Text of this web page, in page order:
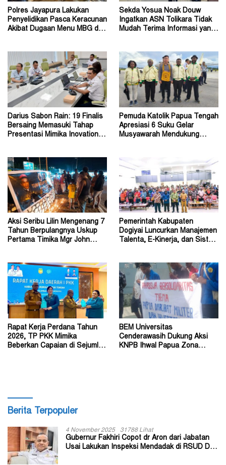
Polres Jayapura Lakukan
Penyelidikan Pasca Keracunan
Akibat Dugaan Menu MBG di
Sekda Yosua Noak Douw
Ingatkan ASN Tolikara Tidak
Mudah Terima Informasi yang
Darius Sabon Rain: 19 Finalis
Bersaing Memasuki Tahap
Presentasi Mimika Inovation
Pemuda Katolik Papua Tengah
Apresiasi 6 Suku Gelar
Musyawarah Mendukung
Aksi Seribu Lilin Mengenang 7
Tahun Berpulangnya Uskup
Pertama Timika Mgr John
Pemerintah Kabupaten
Dogiyai Luncurkan Manajemen
Talenta, E-Kinerja, dan Sistem
Rapat Kerja Perdana Tahun
2026, TP PKK Mimika
Beberkan Capaian di Sejumlah
BEM Universitas
Cenderawasih Dukung Aksi
KNPB Ihwal Papua Zona
Berita Terpopuler
4 November 2025 31788 Lihat
Gubernur Fakhiri Copot dr Aron dari Jabatan
Usai Lakukan Inspeksi Mendadak di RSUD Dok